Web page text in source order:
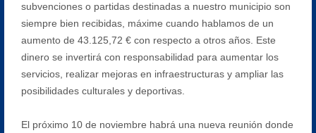
subvenciones o partidas destinadas a nuestro municipio son
siempre bien recibidas, máxime cuando hablamos de un
aumento de 43.125,72 € con respecto a otros años. Este
dinero se invertirá con responsabilidad para aumentar los
servicios, realizar mejoras en infraestructuras y ampliar las
posibilidades culturales y deportivas.
El próximo 10 de noviembre habrá una nueva reunión donde